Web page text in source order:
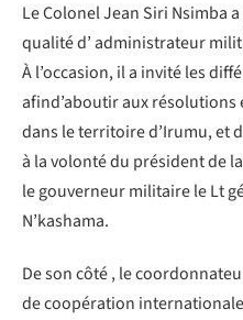
Le Colonel Jean Siri Nsimba
qualité d’ administrateur
À l’occasion, il a invité les
afind’aboutir aux
dans le territoire d’Irumu, et
à la volonté du président de
le gouverneur militaire le Lt
N’kashama.
De son côté , le
de coopération